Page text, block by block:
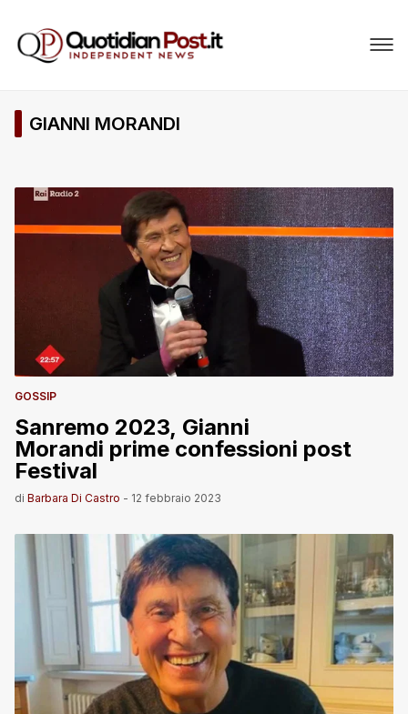
GIANNI MORANDI
GOSSIP
Sanremo 2023, Gianni
Morandi prime confessioni post
Festival
di Barbara Di Castro - 12 febbraio 2023